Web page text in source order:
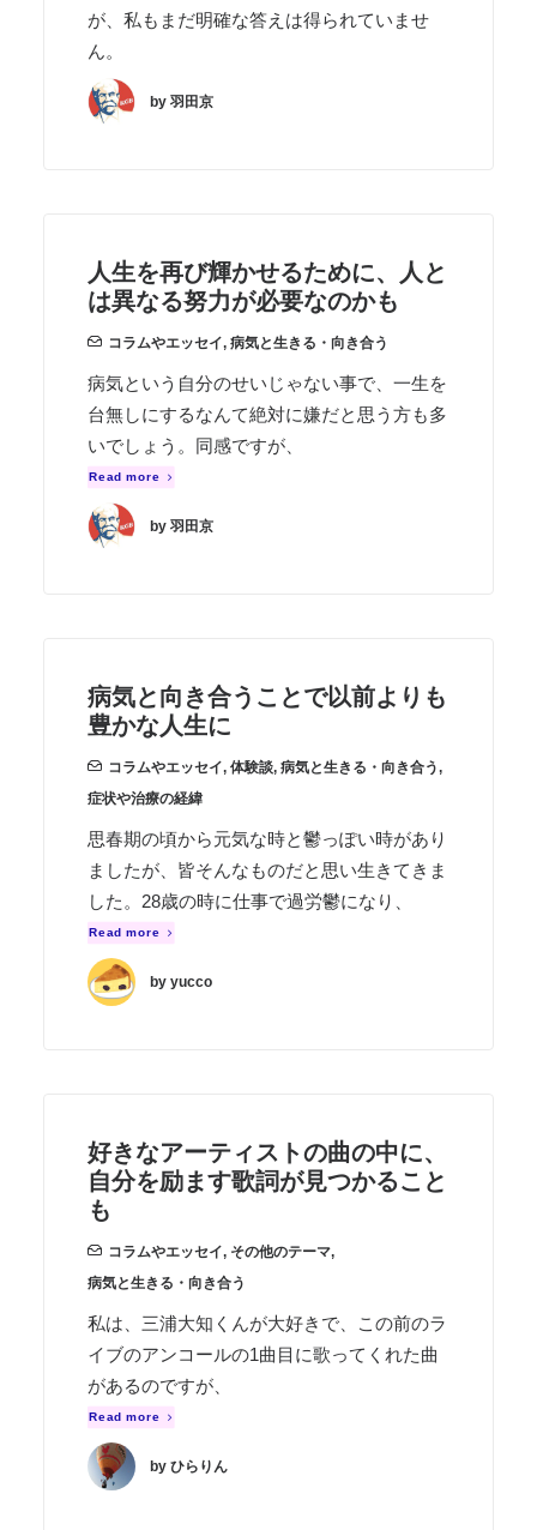
が、私もまだ明確な答えは得られていませ
ん。
by 羽田京
人生を再び輝かせるために、人と
は異なる努力が必要なのかも
コラムやエッセイ, 病気と生きる・向き合う
病気という自分のせいじゃない事で、一生を
台無しにするなんて絶対に嫌だと思う方も多
いでしょう。同感ですが、
Read more
by 羽田京
病気と向き合うことで以前よりも
豊かな人生に
コラムやエッセイ, 体験談, 病気と生きる・向き合う,
症状や治療の経緯
思春期の頃から元気な時と鬱っぽい時があり
ましたが、皆そんなものだと思い生きてきま
した。28歳の時に仕事で過労鬱になり、
Read more
by yucco
好きなアーティストの曲の中に、
自分を励ます歌詞が見つかること
も
コラムやエッセイ, その他のテーマ,
病気と生きる・向き合う
私は、三浦大知くんが大好きで、この前のラ
イブのアンコールの1曲目に歌ってくれた曲
があるのですが、
Read more
by ひらりん